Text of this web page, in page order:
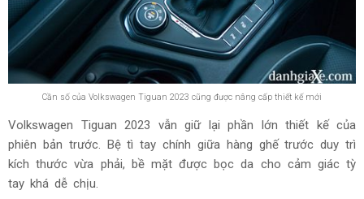
Cần số của Volkswagen Tiguan 2023 cũng được nâng cấp thiết kế mới
Volkswagen Tiguan 2023 vẫn giữ lại phần lớn thiết kế của
phiên bản trước. Bệ tì tay chính giữa hàng ghế trước duy trì
kích thước vừa phải, bề mặt được bọc da cho cảm giác tỳ
tay khá dễ chịu.